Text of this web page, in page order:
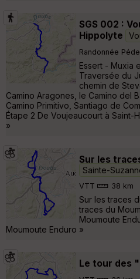
SGS 002 :
Hippolyte
Randonnée
Essert - Muxia
Traversée du
chemin de
Camino Aragones, le Camino del
Camino Primitivo, Santiago de
Étape 2 De Voujeaucourt à Saint-
»
Sur les
Sainte-
VTT 38 km
Sur les traces
traces du
Moumoute
Moumoute Enduro »
Le tour des